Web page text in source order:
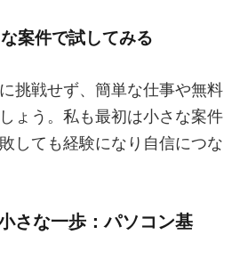
案件で試してみる
挑戦せず、簡単な仕事や無料
ょう。私も最初は小さな案件
しても経験になり自信につな
さな一歩：パソコン基